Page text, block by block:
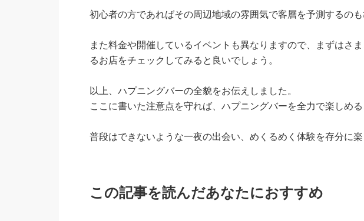
初心者の方であればその周辺地域の雰囲気で客層を予測するのも
また料金や開催しているイベントも異なりますので、まずはさ
るお店をチェックしてみると良いでしょう。
以上、ハプニングバーの全貌をお伝えしました。
ここに書いた注意点を守れば、ハプニングバーを全力で楽しめる
普段はできないような一夜の出会い、めくるめく体験を存分に楽
この記事を読んだあなたにおすすめ